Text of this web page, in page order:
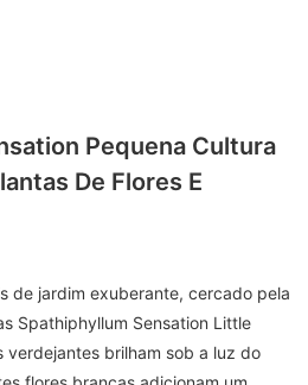
Pequena Cultura
De Flores E
de jardim exuberante, cercado pela
Spathiphyllum Sensation Little
verdejantes brilham sob a luz do